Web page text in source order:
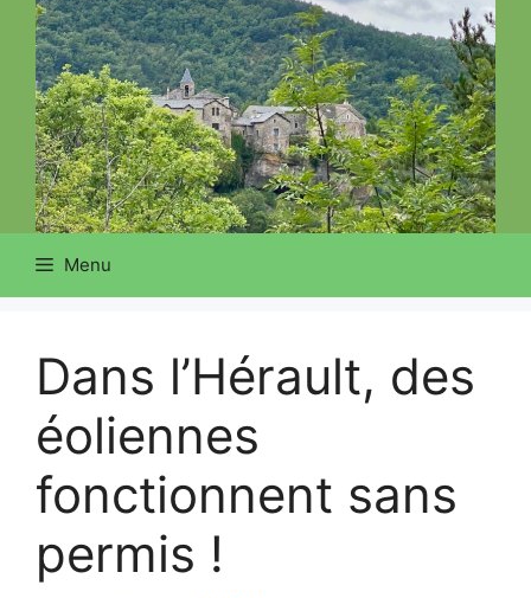
Menu
Dans l’Hérault, des
éoliennes
fonctionnent sans
permis !